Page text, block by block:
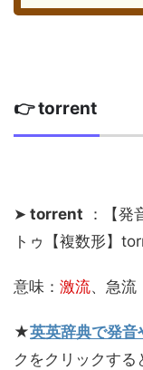
👉 torrent
➤ torrent ：【発
トゥ【複数形】
意味： 激流、急流
★英英辞典で発音
クをクリックす